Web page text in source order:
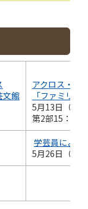
文館
アクロス・ミ
「ファミリー
5月13日（日
第2部15：00
学芸員による
5月26日（土